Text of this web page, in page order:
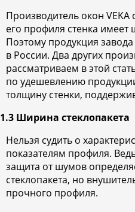
Производитель окон
его профиля стенка
Поэтому продукция
в России. Два других
рассматриваем в этой
по удешевлению
толщину стенки,
1.3 Ширина стеклопакета
Нельзя судить о
показателям профиля.
защита от шумов
стеклопакета, но
прочного профиля.